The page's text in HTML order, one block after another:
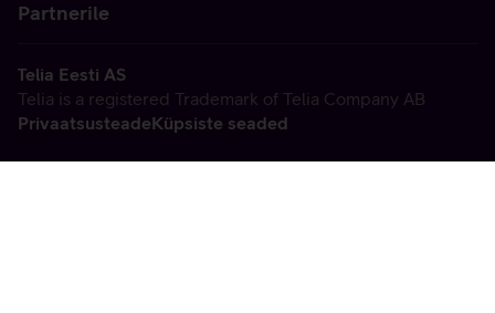
Partnerile
Telia Eesti AS
Telia is a registered Trademark of Telia Company AB
PrivaatsusteadeKüpsiste seaded